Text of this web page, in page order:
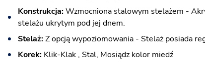
Konstrukcja:Wzmocniona stalowym stelażem -
stelażu ukrytym pod jej dnem.
Stelaż:Z opcją wypoziomowania - Stelaż posiada
Korek: Klik-Klak , Stal, Mosiądz kolor miedź